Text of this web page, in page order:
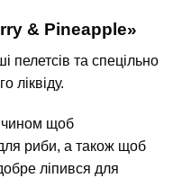
& Pineapple»
пелетсів та спецільно
ліквіду.
чином щоб
риби, а також щоб
ліпився для